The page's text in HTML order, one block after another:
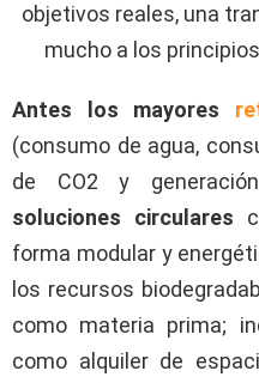
objetivos reales, una
mucho a los
Antes los mayores
(consumo de agua,
de CO2 y
soluciones circulares
forma modular y
los recursos
como materia prima;
como alquiler de